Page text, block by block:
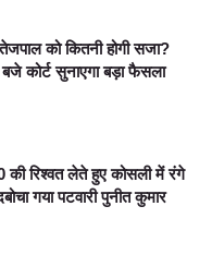
को कितनी होगी सजा?
कोर्ट सुनाएगा बड़ा फैसला
की रिश्वत लेते हुए कोसली में रंगे
गया पटवारी पुनीत कुमार